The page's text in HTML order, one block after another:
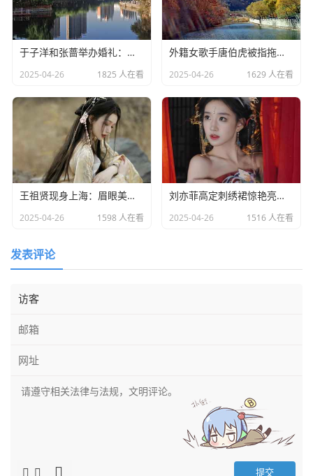
于子洋和张蔷举办婚礼：一对赛场情场双丰收的人生赢家​
2025-04-26 1825 人在看
外籍女歌手唐伯虎被指拖欠劳务费：明星责任不应该缺席​
2025-04-26 1629 人在看
王祖贤现身上海：眉眼美丽气质优雅，时光难掩女神风采
2025-04-26 1598 人在看
​刘亦菲高定刺绣裙惊艳亮相：皮肤白到发光诠释东方美学​
2025-04-26 1516 人在看
发表评论